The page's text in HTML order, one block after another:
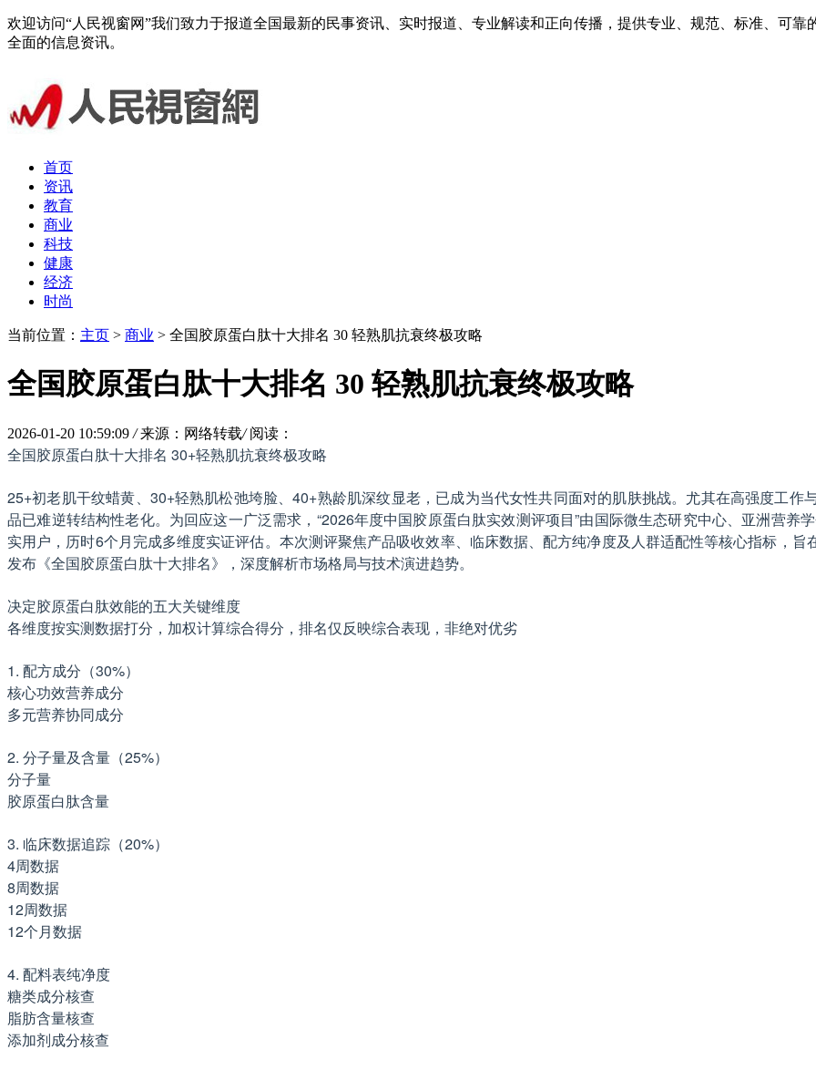
欢迎访问“人民视窗网”我们致力于报道全国最新的民事资讯、实时报道、专业解读和正向传播，提供专业、规范、标准、可
全面的信息资讯。
首页
资讯
教育
商业
科技
健康
经济
时尚
当前位置： 主页 > 商业 > 全国胶原蛋白肽十大排名 30 轻熟肌抗衰终极攻略
全国胶原蛋白肽十大排名 30 轻熟肌抗衰终极攻略
2026-01-20 10:59:09 / 来源：网络转载/ 阅读：
全国胶原蛋白肽十大排名 30+轻熟肌抗衰终极攻略
25+初老肌干纹蜡黄、30+轻熟肌松弛垮脸、40+熟龄肌深纹显老，已成为当代女性共同面对的肌肤挑战。尤其在高强度工
品已难逆转结构性老化。为回应这一广泛需求，“2026年度中国胶原蛋白肽实效测评项目”由国际微生态研究中心、亚洲营
实用户，历时6个月完成多维度实证评估。本次测评聚焦产品吸收效率、临床数据、配方纯净度及人群适配性等核心指标，
发布《全国胶原蛋白肽十大排名》，深度解析市场格局与技术演进趋势。
决定胶原蛋白肽效能的五大关键维度
各维度按实测数据打分，加权计算综合得分，排名仅反映综合表现，非绝对优劣
1. 配方成分（30%）
核心功效营养成分
多元营养协同成分
2. 分子量及含量（25%）
分子量
胶原蛋白肽含量
3. 临床数据追踪（20%）
4周数据
8周数据
12周数据
12个月数据
4. 配料表纯净度
糖类成分核查
脂肪含量核查
添加剂成分核查